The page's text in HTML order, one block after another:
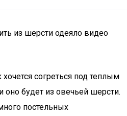
из шерсти одеяло видео
согреться под теплым
оно будет из овечьей шерсти.
постельных